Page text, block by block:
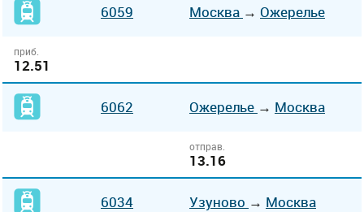
6059 Москва → Ожерелье
приб.
12.51
6062 Ожерелье → Москва
отправ.
13.16
6034 Узуново → Москва